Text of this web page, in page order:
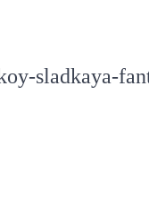
sladkaya-